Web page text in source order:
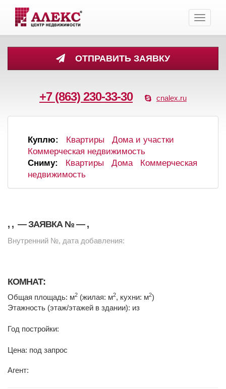
ОТПРАВИТЬ ЗАЯВКУ
+7 (863) 230-33-30 cnalex.ru
Toggle
Куплю: Квартиры
Дома и участки
Коммерческая недвижимость
Сниму:
Квартиры Дома
Коммерческая
недвижимость
, , — ЗАЯВКА № — ,
Внутренний №, дата добавления:
КОМНАТ:
Общая площадь: м2 (жилая: м2, кухни: м2)
Этажность (этаж/этажей в здании): из
Год постройки:
Цена: под запрос
Агент: